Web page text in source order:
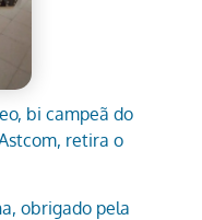
bi campeã do
retira o
obrigado pela